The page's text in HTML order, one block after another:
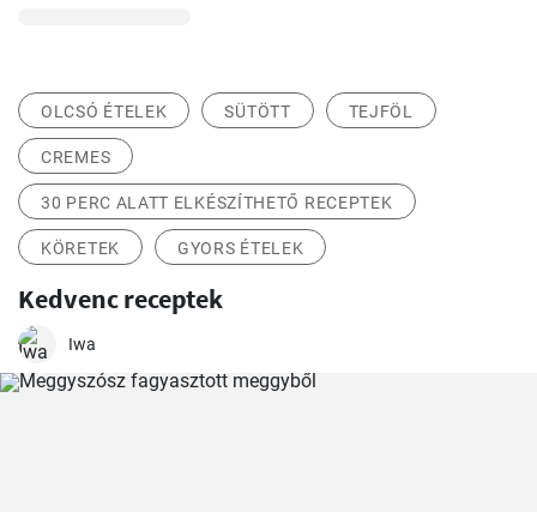
OLCSÓ ÉTELEK SÜTÖTT TEJFÖL
CREMES
30 PERC ALATT ELKÉSZÍTHETŐ RECEPTEK
KÖRETEK GYORS ÉTELEK
Kedvenc receptek
Iwa